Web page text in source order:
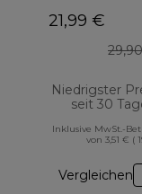
21,99 €
Niedrigster
seit 30
Inklusive MwSt.-
von 3,51 € (
Vergleichen